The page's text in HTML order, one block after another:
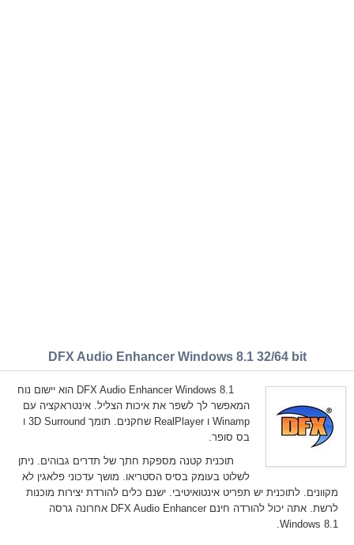
DFX Audio Enhancer Windows 8.1 32/64 bit
DFX Audio Enhancer Windows 8.1 הוא יישום נוח
המאפשר לך לשפר את איכות הצליל. אינטראקציה עם
Winamp ו RealPlayer שחקנים. תומך 3D Surround ו
בס סופר.
תוכנית קטנה מספקת חתך של תדרים גבוהים. ניתן
לשלוט בעומק בסיס הסטריאו. מושך עדכוני פלאגין לא
מקוונים. לתוכנית יש תפריט אינטואיטיבי. ישנם כלים להורדת יצירות מוכנות
לרשת. אתה יכול להורדה חינם DFX Audio Enhancer אחרונה גרסה
Windows 8.1.